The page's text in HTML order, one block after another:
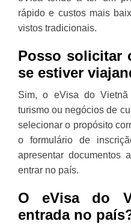
rápido e custos mais
vistos tradicionais.
Posso solicitar
se estiver
Sim, o eVisa do
turismo ou negócios de
selecionar o propósito
o formulário de
apresentar documentos
entrar no país.
O eVisa do
entrada no